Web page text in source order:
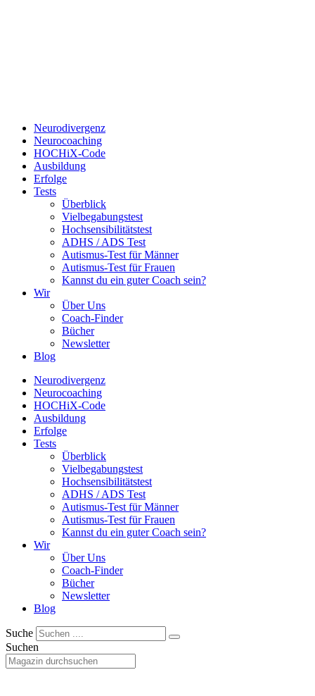
Neurodivergenz
Neurocoaching
HOCHiX-Code
Ausbildung
Erfolge
Tests
Überblick
Vielbegabungstest
Hochsensibilitätstest
ADHS / ADS Test
Autismus-Test für Männer
Autismus-Test für Frauen
Kannst du ein guter Coach sein?
Wir
Über Uns
Coach-Finder
Bücher
Newsletter
Blog
Neurodivergenz
Neurocoaching
HOCHiX-Code
Ausbildung
Erfolge
Tests
Überblick
Vielbegabungstest
Hochsensibilitätstest
ADHS / ADS Test
Autismus-Test für Männer
Autismus-Test für Frauen
Kannst du ein guter Coach sein?
Wir
Über Uns
Coach-Finder
Bücher
Newsletter
Blog
Suche
Suchen